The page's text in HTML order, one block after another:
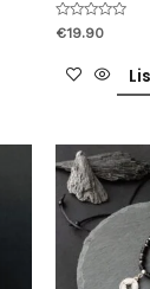
Hinnanguga
0
€19.90